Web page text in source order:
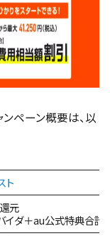
ペーン概要は、以
ト
元
イダ＋au公式特典合計）